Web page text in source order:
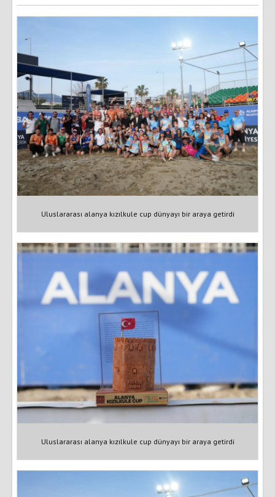
Uluslararası alanya kızılkule cup dünyayı bir araya getirdi
Uluslararası alanya kızılkule cup dünyayı bir araya getirdi